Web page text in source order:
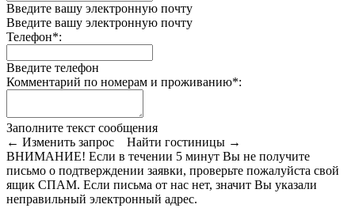
Введите вашу электронную почту
Введите вашу электронную почту
Телефон*:
Введите телефон
Комментарий по номерам и проживанию*:
Заполните текст сообщения
← Изменить запрос
Найти гостиницы →
ВНИМАНИЕ! Если в течении 5 минут Вы не получите
письмо о подтверждении заявки, проверьте пожалуйста свой
ящик СПАМ. Если письма от нас нет, значит Вы указали
неправильный электронный адрес.